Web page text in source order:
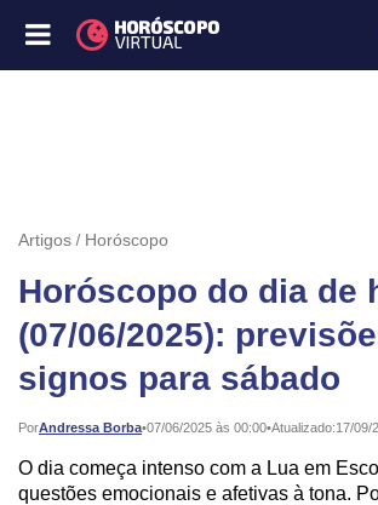
Artigos Horóscopo
Horóscopo do dia de
(07/06/2025):
signos para sábado
PorAndressa Borba•
Publicado: 07/06/2025 às 00:00•Atualizado:17/09/
O dia começa intenso com a Lua em
questões emocionais e afetivas à tona.